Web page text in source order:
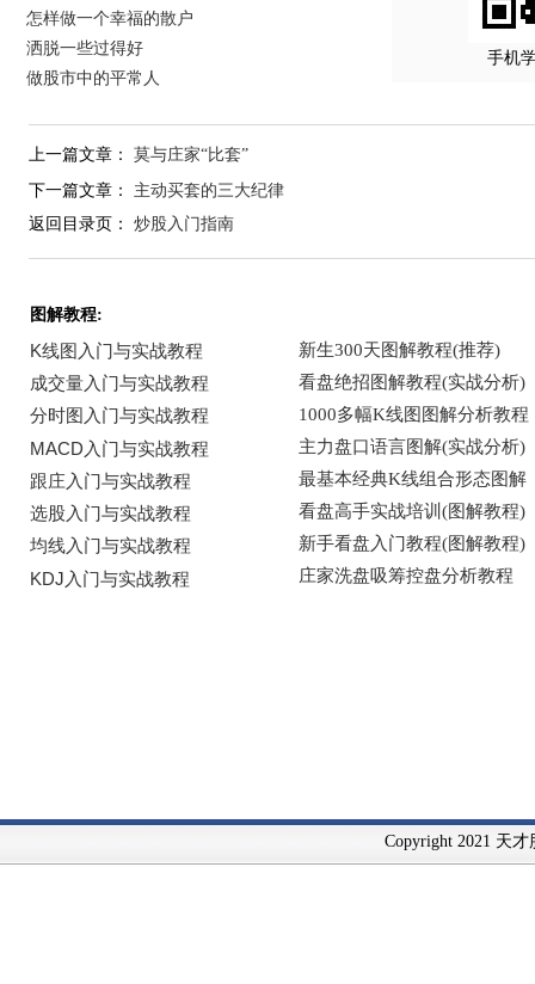
怎样做一个幸福的散户
洒脱一些过得好
做股市中的平常人
手机
上一篇文章： 莫与庄家“比套”
下一篇文章： 主动买套的三大纪律
返回目录页： 炒股入门指南
图解教程:
Copyright 2021 天